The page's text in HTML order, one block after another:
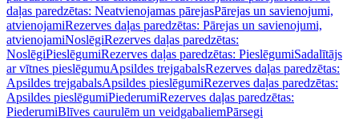
daļas paredzētas: Neatvienojamas pārejasPārejas un savienojumi,
atvienojamiRezerves daļas paredzētas: Pārejas un savienojumi,
atvienojamiNoslēgiRezerves daļas paredzētas:
NoslēgiPieslēgumiRezerves daļas paredzētas: PieslēgumiSadalītājs
ar vītnes pieslēgumuApsildes trejgabalsRezerves daļas paredzētas:
Apsildes trejgabalsApsildes pieslēgumiRezerves daļas paredzētas:
Apsildes pieslēgumiPiederumiRezerves daļas paredzētas:
PiederumiBlīves caurulēm un veidgabaliemPārsegi